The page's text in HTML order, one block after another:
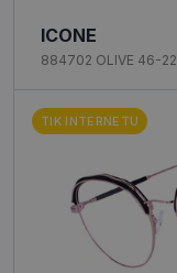
ICONE
884702 OLIVE 46-22
TIK INTERNETU